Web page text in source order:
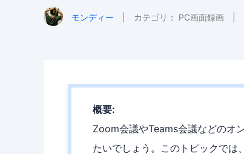
モンディー カテゴリ： PC画面録画
概要:
Zoom会議やTeams会議などのオ
たいでしょう。このトピックでは